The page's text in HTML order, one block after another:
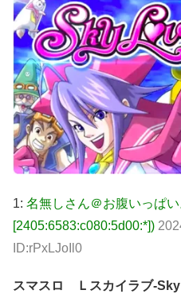
1: 名無しさん＠お腹いっぱ
[2405:6583:c080:5d00:*])
ID:rPxLJoIl0
スマスロ Ｌスカイラブ-